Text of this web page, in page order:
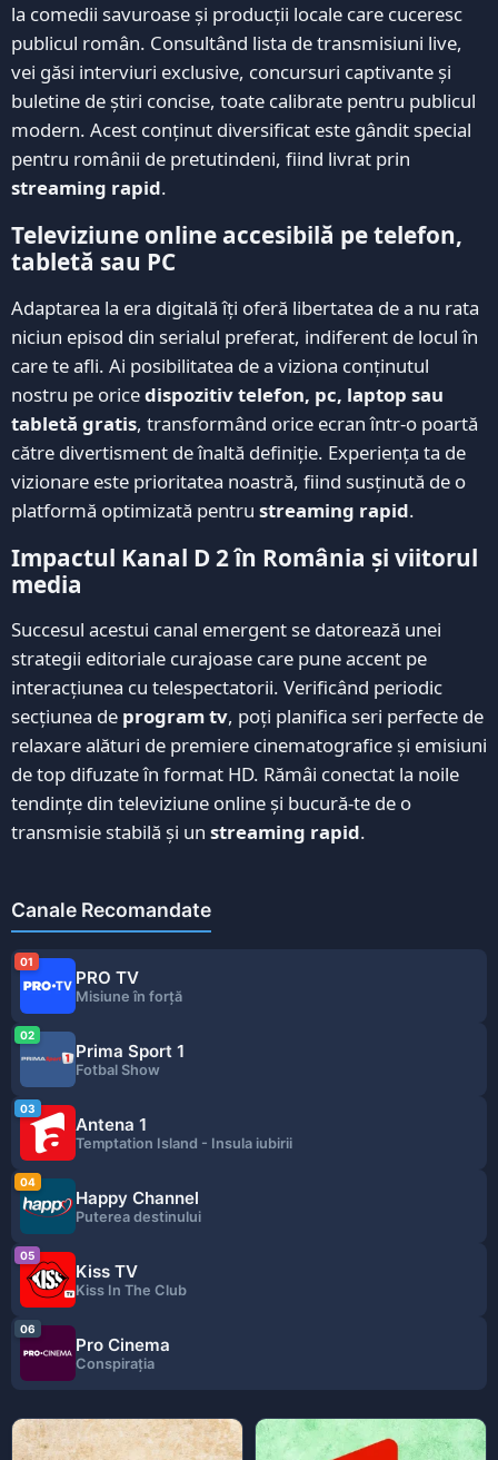
la comedii savuroase și producții locale care cuceresc
publicul român. Consultând lista de transmisiuni live,
vei găsi interviuri exclusive, concursuri captivante și
buletine de știri concise, toate calibrate pentru publicul
modern. Acest conținut diversificat este gândit special
pentru românii de pretutindeni, fiind livrat prin
streaming rapid.
Televiziune online accesibilă pe telefon,
tabletă sau PC
Adaptarea la era digitală îți oferă libertatea de a nu rata
niciun episod din serialul preferat, indiferent de locul în
care te afli. Ai posibilitatea de a viziona conținutul
nostru pe oricedispozitiv telefon, pc, laptop sau
tabletă gratis, transformând orice ecran într-o poartă
către divertisment de înaltă definiție. Experiența ta de
vizionare este prioritatea noastră, fiind susținută de o
platformă optimizată pentru streaming rapid.
Impactul Kanal D 2 în România și viitorul
media
Succesul acestui canal emergent se datorează unei
strategii editoriale curajoase care pune accent pe
interacțiunea cu telespectatorii. Verificând periodic
secțiunea de program tv, poți planifica seri perfecte de
relaxare alături de premiere cinematografice și emisiuni
de top difuzate în format HD. Rămâi conectat la noile
tendințe din televiziune online și bucură-te de o
transmisie stabilă și un streaming rapid.
Canale Recomandate
01
PRO TV
Misiune în forță
02
Prima Sport 1
Fotbal Show
03
Antena 1
Temptation Island - Insula iubirii
04
Happy Channel
Puterea destinului
05
Kiss TV
Kiss In The Club
06
Pro Cinema
Conspirația